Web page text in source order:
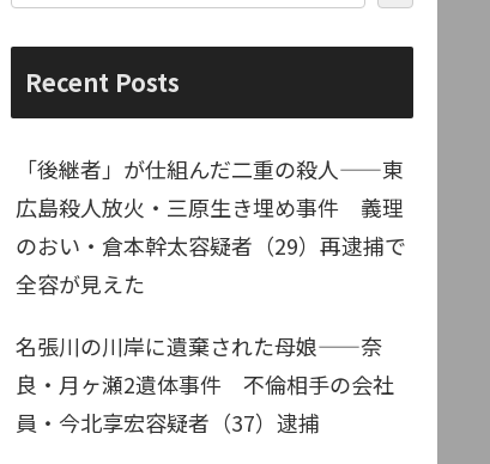
Recent Posts
「後継者」が仕組んだ二重の殺人——東
広島殺人放火・三原生き埋め事件 義理
のおい・倉本幹太容疑者（29）再逮捕で
全容が見えた
名張川の川岸に遺棄された母娘——奈
良・月ヶ瀬2遺体事件 不倫相手の会社
員・今北享宏容疑者（37）逮捕